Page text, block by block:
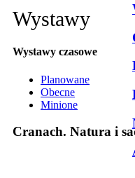
Wystawy
Wystawy czasowe
Planowane
Obecne
Minione
Cranach. Natura i